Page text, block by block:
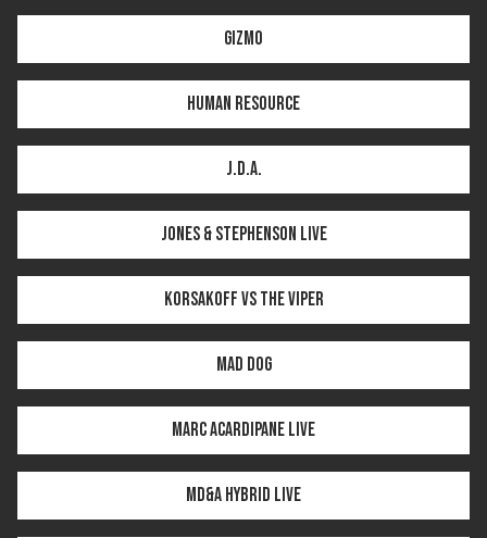
Gizmo
Human Resource
J.D.A.
Jones & Stephenson LIVE
Korsakoff vs The Viper
Mad Dog
Marc Acardipane LIVE
MD&A HYBRID LIVE